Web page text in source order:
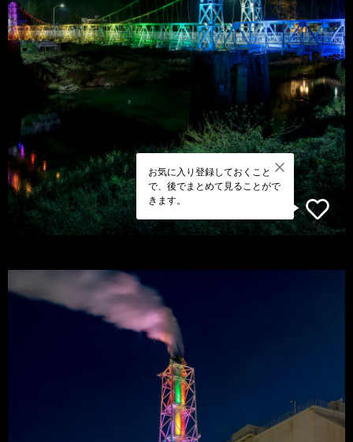
お気に入り登録しておくこと
で、後でまとめて見ることがで
きます。